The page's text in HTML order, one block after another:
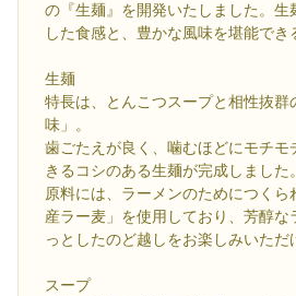
の『生麺』を開発いたしました。生
した食感と、豊かな風味を堪能でき
生麺
特長は、とんこつスープと相性抜群
味」。
歯ごたえが良く、噛むほどにモチモ
きるコシのある生麺が完成しました。
原料には、ラーメンのためにつくら
産ラー麦」を使用しており、芳醇
っとしたのど越しをお楽しみいただ
スープ